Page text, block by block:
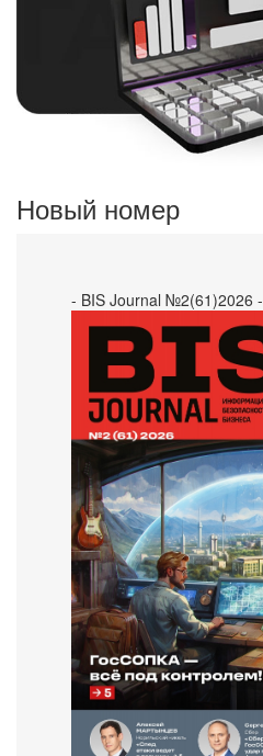
Новый номер
- BIS Journal №2(61)2026 -